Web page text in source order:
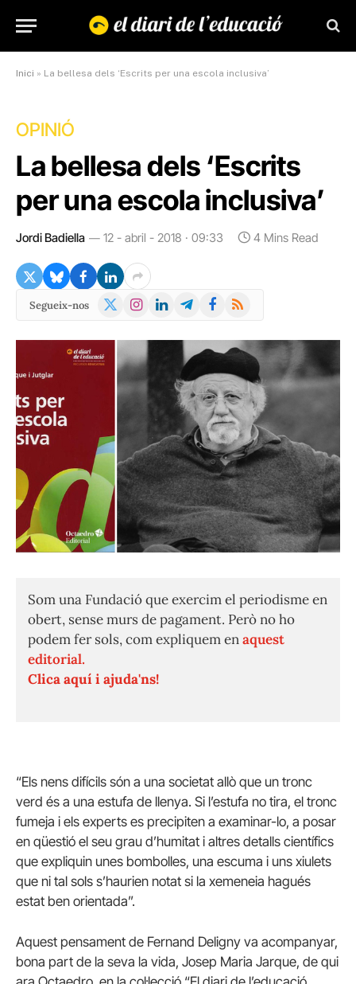
Inici » La bellesa dels ‘Escrits per una escola inclusiva’
OPINIÓ
La bellesa dels ‘Escrits
per una escola inclusiva’
Jordi Badiella 12 - abril - 2018 · 09:33 4 Mins Read
Segueix-nos
X
Instagram
LinkedInTelegramFacebook
RSS
Som una Fundació que exercim el periodisme en
obert, sense murs de pagament. Però no ho
podem fer sols, com expliquem enaquest
editorial.
Clica aquí i ajuda'ns!
“Els nens difícils són a una societat allò que un tronc
verd és a una estufa de llenya. Si l’estufa no tira, el tronc
fumeja i els experts es precipiten a examinar-lo, a posar
en qüestió el seu grau d’humitat i altres detalls científics
que expliquin unes bombolles, una escuma i uns xiulets
que ni tal sols s’haurien notat si la xemeneia hagués
estat ben orientada”.
Aquest pensament de Fernand Deligny va acompanyar,
bona part de la seva la vida, Josep Maria Jarque, de qui